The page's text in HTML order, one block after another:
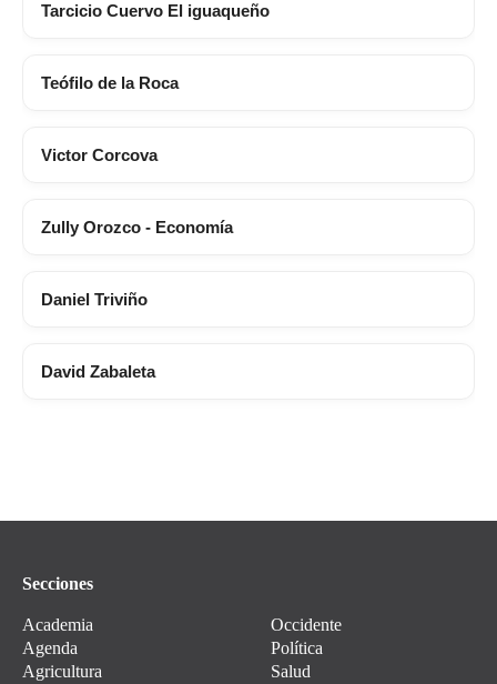
Tarcicio Cuervo El iguaqueño
Teófilo de la Roca
Victor Corcova
Zully Orozco - Economía
Daniel Triviño
David Zabaleta
Secciones
Academia
Agenda
Agricultura
Occidente
Política
Salud